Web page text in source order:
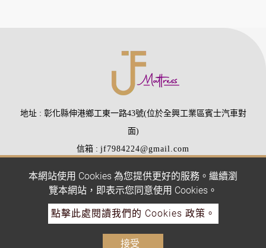
本網站使用 Cookies 為您提供更好的服務。繼續瀏
覽本網站，即表示您同意使用 Cookies。
點擊此處閱讀我們的 Cookies 政策。
接受
地址
彰化縣伸港鄉工東一路43號(位於全興工業區賓士汽車對
面)
信箱
jf7984224@gmail.com
傳真
(04)7977407
Copyright © 2026 All rights reserved.